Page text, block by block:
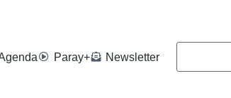
Paray+ Newsletter